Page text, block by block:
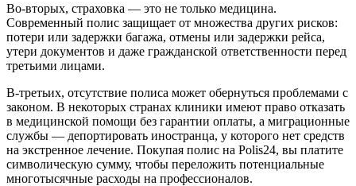
Во-вторых, страховка — это не только медицина.
Современный полис защищает от множества других рисков:
потери или задержки багажа, отмены или задержки рейса,
утери документов и даже гражданской ответственности перед
третьими лицами.
В-третьих, отсутствие полиса может обернуться проблемами с
законом. В некоторых странах клиники имеют право отказать
в медицинской помощи без гарантии оплаты, а миграционные
службы — депортировать иностранца, у которого нет средств
на экстренное лечение. Покупая полис на Polis24, вы платите
символическую сумму, чтобы переложить потенциальные
многотысячные расходы на профессионалов.